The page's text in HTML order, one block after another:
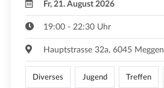
Fr, 21. August 2026
19:00 - 22:30 Uhr
Hauptstrasse 32a, 6045 Meggen
Diverses Jugend Treffen